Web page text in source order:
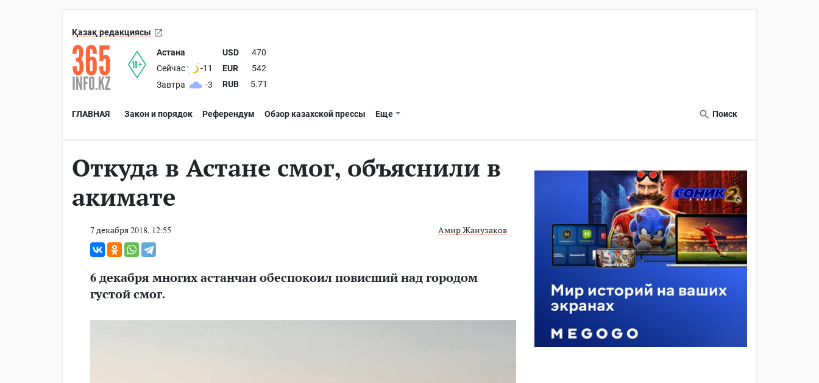
Қазақ редакциясы
Астана
Сейчас
-11
Завтра
-3
USD
470
EUR
542
RUB
5.71
ГЛАВНАЯ Закон и порядок Референдум Обзор казахской прессы Еще Поиск
Откуда в Астане смог, объяснили в
акимате
7 декабря 2018, 12:55 Амир Жанузаков
6 декабря многих астанчан обеспокоил повисший над городом
густой смог.